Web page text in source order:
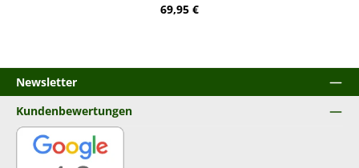
Regulärer Preis:
69,95 €
Newsletter
Kundenbewertungen